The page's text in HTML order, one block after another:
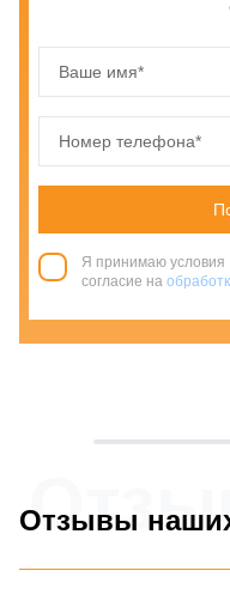
Я принимаю условия
согласие на
Отзывы